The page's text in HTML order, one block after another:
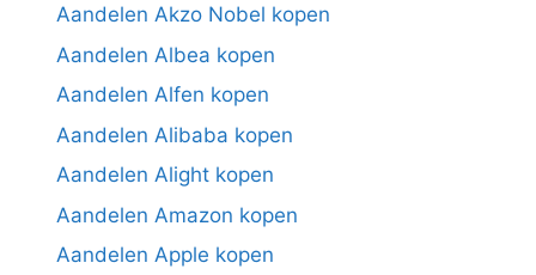
Aandelen Akzo Nobel kopen
Aandelen Albea kopen
Aandelen Alfen kopen
Aandelen Alibaba kopen
Aandelen Alight kopen
Aandelen Amazon kopen
Aandelen Apple kopen